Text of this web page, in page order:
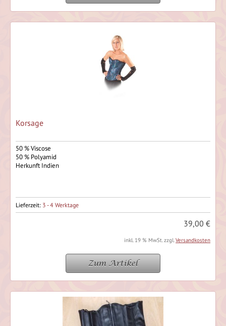
Korsage
50 % Viscose
50 % Polyamid
Herkunft Indien
Lieferzeit: 3 - 4 Werktage
39,00 €
inkl. 19 % MwSt. zzgl.Versandkosten
Zum Artikel